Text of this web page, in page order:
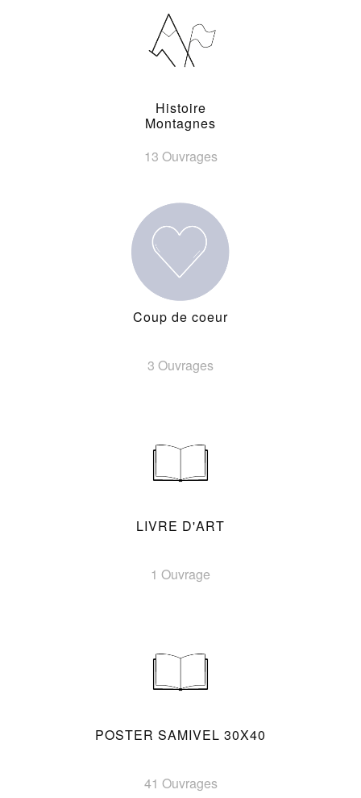
Histoire
Montagnes
13 Ouvrages
Coup de coeur
3 Ouvrages
LIVRE D'ART
1 Ouvrage
POSTER SAMIVEL 30X40
41 Ouvrages